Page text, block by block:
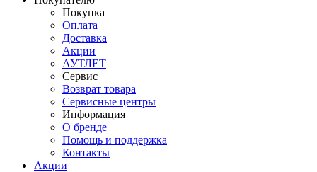
Покупка
Оплата
Доставка
Акции
АУТЛЕТ
Сервис
Возврат товара
Сервисные центры
Информация
О бренде
Помощь и поддержка
Контакты
Акции